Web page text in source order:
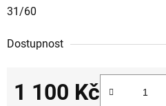
31/60
Dostupnost
1 100 Kč